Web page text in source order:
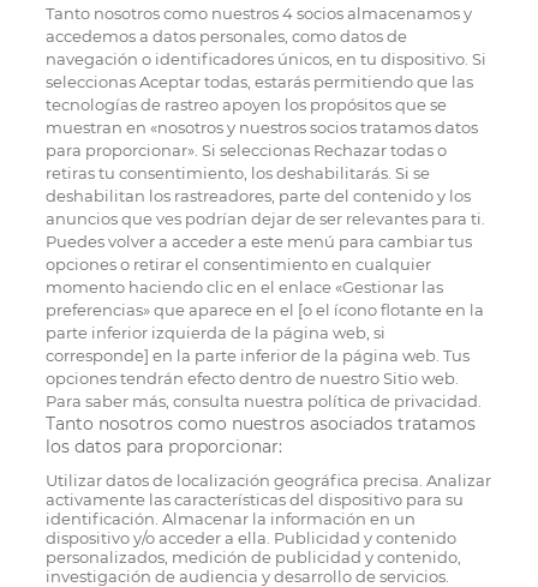
Tanto nosotros como nuestros4socios almacenamos y
accedemos a datos personales, como datos de
navegación o identificadores únicos, en tu dispositivo. Si
seleccionas Aceptar todas, estarás permitiendo que las
tecnologías de rastreo apoyen los propósitos que se
muestran en «nosotros y nuestros socios tratamos datos
para proporcionar». Si seleccionas Rechazar todas o
retiras tu consentimiento, los deshabilitarás. Si se
deshabilitan los rastreadores, parte del contenido y los
anuncios que ves podrían dejar de ser relevantes para ti.
Puedes volver a acceder a este menú para cambiar tus
opciones o retirar el consentimiento en cualquier
momento haciendo clic en el enlace «Gestionar las
preferencias» que aparece en el [o el ícono flotante en la
parte inferior izquierda de la página web, si
corresponde] en la parte inferior de la página web. Tus
opciones tendrán efecto dentro de nuestro Sitio web.
Para saber más, consulta nuestra política de privacidad.
Tanto nosotros como nuestros asociados tratamos
los datos para proporcionar:
Utilizar datos de localización geográfica precisa. Analizar
activamente las características del dispositivo para su
identificación. Almacenar la información en un
dispositivo y/o acceder a ella. Publicidad y contenido
personalizados, medición de publicidad y contenido,
investigación de audiencia y desarrollo de servicios.